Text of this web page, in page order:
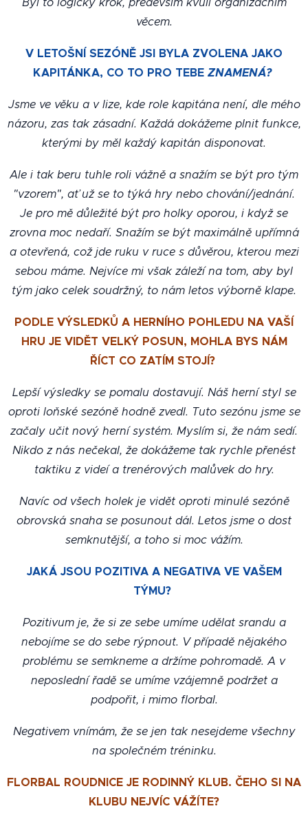
věcem.
V LETOŠNÍ SEZÓNĚ JSI BYLA ZVOLENA JAKO
KAPITÁNKA, CO TO PRO TEBE ZNAMENÁ?
Jsme ve věku a v lize, kde role kapitána není, dle mého
názoru, zas tak zásadní. Každá dokážeme plnit funkce,
kterými by měl každý kapitán disponovat.
Ale i tak beru tuhle roli vážně a snažím se být pro tým
"vzorem", ať už se to týká hry nebo chování/jednání.
Je pro mě důležité být pro holky oporou, i když se
zrovna moc nedaří. Snažím se být maximálně upřímná
a otevřená, což jde ruku v ruce s důvěrou, kterou mezi
sebou máme. Nejvíce mi však záleží na tom, aby byl
tým jako celek soudržný, to nám letos výborně klape.
PODLE VÝSLEDKŮ A HERNÍHO POHLEDU NA VAŠÍ
HRU JE VIDĚT VELKÝ POSUN, MOHLA BYS NÁM
ŘÍCT CO ZATÍM STOJÍ?
Lepší výsledky se pomalu dostavují. Náš herní styl se
oproti loňské sezóně hodně zvedl. Tuto sezónu jsme se
začaly učit nový herní systém. Myslím si, že nám sedí.
Nikdo z nás nečekal, že dokážeme tak rychle přenést
taktiku z videí a trenérových malůvek do hry.
Navíc od všech holek je vidět oproti minulé sezóně
obrovská snaha se posunout dál. Letos jsme o dost
semknutější, a toho si moc vážím.
JAKÁ JSOU POZITIVA A NEGATIVA VE VAŠEM
TÝMU?
Pozitivum je, že si ze sebe umíme udělat srandu a
nebojíme se do sebe rýpnout. V případě nějakého
problému se semkneme a držíme pohromadě. A v
neposlední řadě se umíme vzájemně podržet a
podpořit, i mimo florbal.
Negativem vnímám, že se jen tak nesejdeme všechny
na společném tréninku.
FLORBAL ROUDNICE JE RODINNÝ KLUB. ČEHO SI NA
KLUBU NEJVÍC VÁŽÍTE?